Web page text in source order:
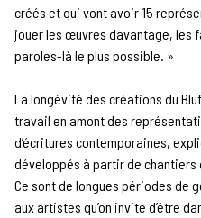
créés et qui vont avoir 15
jouer les œuvres davantage, les
paroles-là le plus possible. »
La longévité des créations du
travail en amont des
d’écritures contemporaines,
développés à partir de chantiers
Ce sont de longues périodes de
aux artistes qu’on invite d’être